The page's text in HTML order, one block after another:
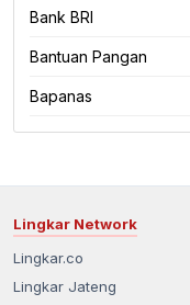
Bank BRI
Bantuan Pangan
Bapanas
Lingkar Network
Lingkar.co
Lingkar Jateng